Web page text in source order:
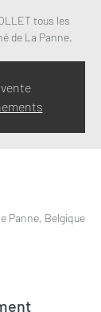
tous les
de La Panne.
Panne, Belgique